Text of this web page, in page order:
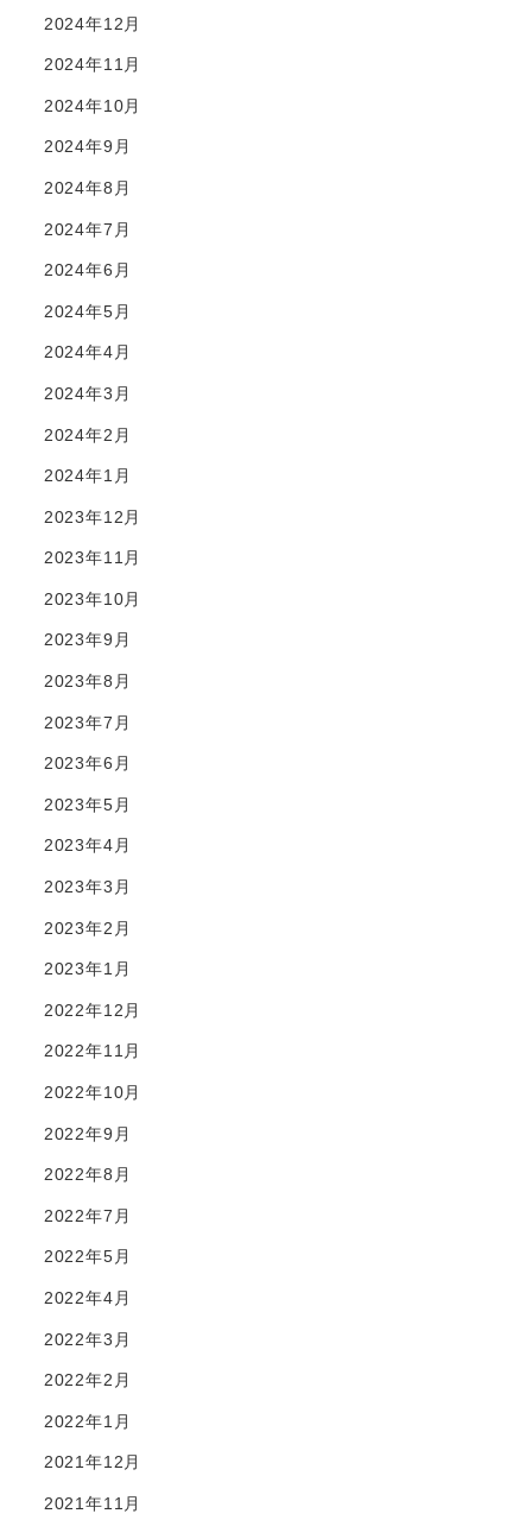
2024年12月
2024年11月
2024年10月
2024年9月
2024年8月
2024年7月
2024年6月
2024年5月
2024年4月
2024年3月
2024年2月
2024年1月
2023年12月
2023年11月
2023年10月
2023年9月
2023年8月
2023年7月
2023年6月
2023年5月
2023年4月
2023年3月
2023年2月
2023年1月
2022年12月
2022年11月
2022年10月
2022年9月
2022年8月
2022年7月
2022年5月
2022年4月
2022年3月
2022年2月
2022年1月
2021年12月
2021年11月